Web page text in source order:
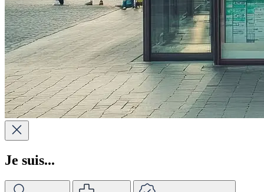
Je suis...